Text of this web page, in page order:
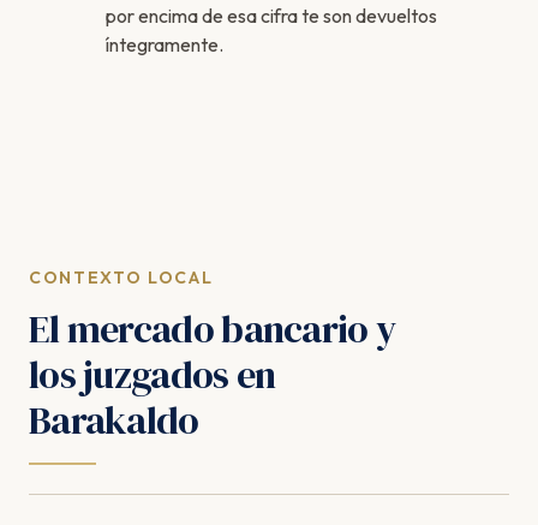
por encima de esa cifra te son devueltos
íntegramente.
CONTEXTO LOCAL
El mercado bancario y
los juzgados en
Barakaldo